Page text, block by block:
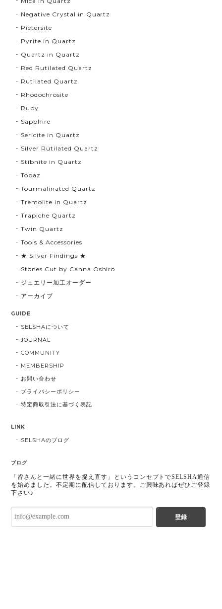
Negative Crystal in Quartz
Pietersite
Pyrite in Quartz
Quartz in Quartz
Red Rutilated Quartz
Rutilated Quartz
Rhodochrosite
Ruby
Sapphire
Sericite in Quartz
Silver Rutilated Quartz
Stibnite in Quartz
Topaz
Tourmalinated Quartz
Tremolite in Quartz
Trapiche Quartz
Twin Quartz
Tools & Accessories
★ Silver Findings ★
Stones Cut by Canna Oshiro
ジュエリー加工オーダー
アーカイブ
GUIDE
SELSHAについて
JOURNAL
COMMUNITY
MEMBERSHIP
お問い合わせ
プライバシーポリシー
特定商取引法に基づく表記
LINK
SELSHAのブログ
ブログ
「皆さんと一緒に世界を捉え直す」というコンセプトでSELSHA通信
を始めました。不定期に配信しております。ご興味あればぜひご登録
下さい♪
登録